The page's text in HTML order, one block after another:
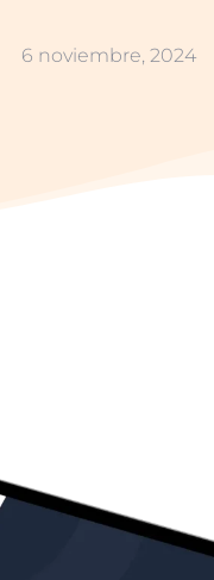
6 noviembre, 2024